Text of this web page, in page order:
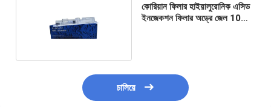
কোরিয়ান ফিলার হাইয়ালুরোনিক এসিড
ইনজেকশন ফিলার অড্রে জেল 10
চালিয়ে